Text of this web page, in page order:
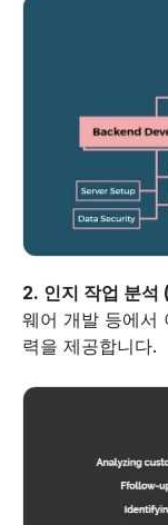
2. 인지 작업 분석
웨어 개발 등에서
력을 제공합니다.